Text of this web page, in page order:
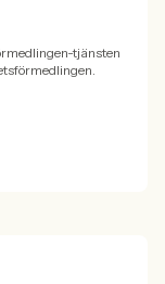
tjänsten